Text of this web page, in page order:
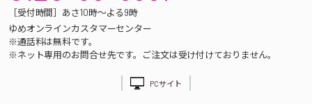
［受付時間］あさ10時～よる9時
ゆめオンラインカスタマーセンター
※通話料は無料です。
※ネット専用のお問合せ先です。ご注文は受け付けておりません。
PCサイト